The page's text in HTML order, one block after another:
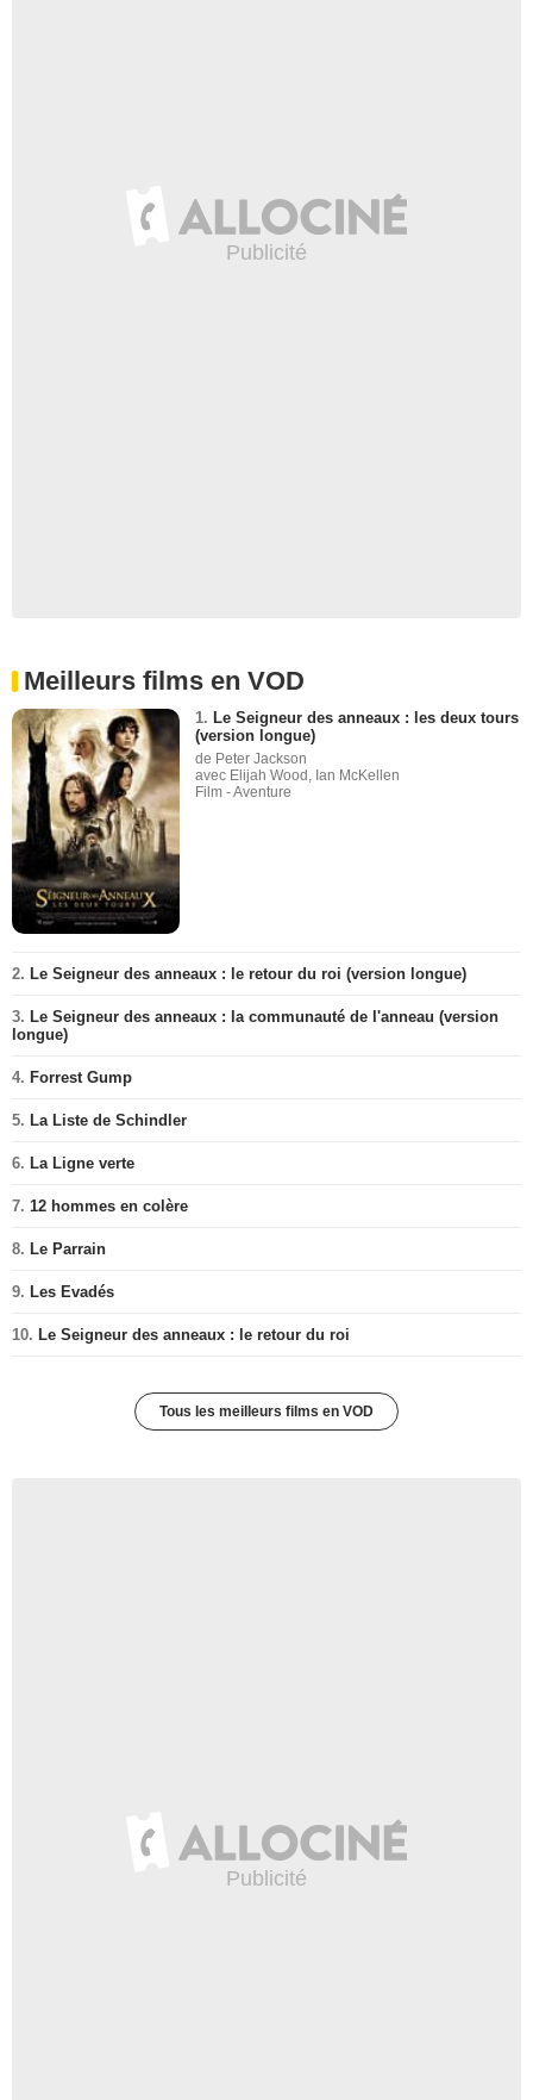
Meilleurs films en VOD
1. Le Seigneur des anneaux : les deux tours
(version longue)
de Peter Jackson
avec Elijah Wood, Ian McKellen
Film - Aventure
2. Le Seigneur des anneaux : le retour du roi (version longue)
3. Le Seigneur des anneaux : la communauté de l'anneau (version
longue)
4. Forrest Gump
5. La Liste de Schindler
6. La Ligne verte
7. 12 hommes en colère
8. Le Parrain
9. Les Evadés
10. Le Seigneur des anneaux : le retour du roi
Tous les meilleurs films en VOD